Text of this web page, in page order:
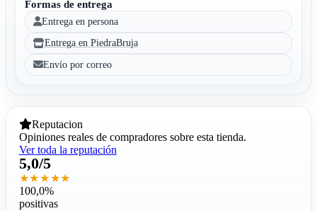
Formas de entrega
Entrega en persona
Entrega en PiedraBruja
Envío por correo
Reputacion
Opiniones reales de compradores sobre esta tienda.
Ver toda la reputación
5,0/5
★★★★★
100,0%
positivas